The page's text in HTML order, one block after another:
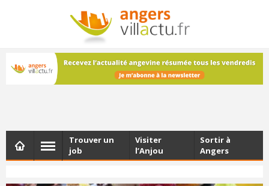
NEWSLETTER
Les dernières actualités d'Angers, chaque vendredi dans
votre boîte e-mail
Trouver un
job
Visiter
l’Anjou
Sortir à
Angers